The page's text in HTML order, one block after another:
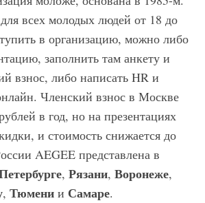
всех молодых людей от 18 до
в организацию, можно либо
заполнить там анкету и
взнос, либо написать HR и
Членский взнос в Москве
в год, но на презентациях
и стоимость снижается до
AEGEE представлена в
, Рязани, Воронеже,
, Тюмении Самаре.